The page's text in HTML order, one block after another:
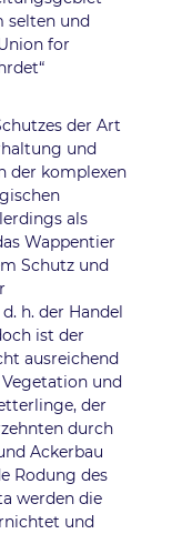
selten und
for
der Art
und
der komplexen
als
Wappentier
Schutz und
h. der Handel
ist der
ausreichend
und
der
durch
Ackerbau
Rodung des
werden die
und